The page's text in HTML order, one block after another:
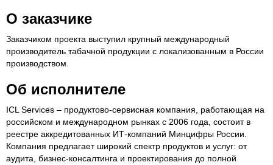
О заказчике
Заказчиком проекта выступил крупный международный
производитель табачной продукции с локализованным в России
производством.
Об исполнителе
ICL Services – продуктово-сервисная компания, работающая на
российском и международном рынках с 2006 года, состоит в
реестре аккредитованных ИТ-компаний Минцифры России.
Компания предлагает широкий спектр продуктов и услуг: от
аудита, бизнес-консалтинга и проектирования до полной